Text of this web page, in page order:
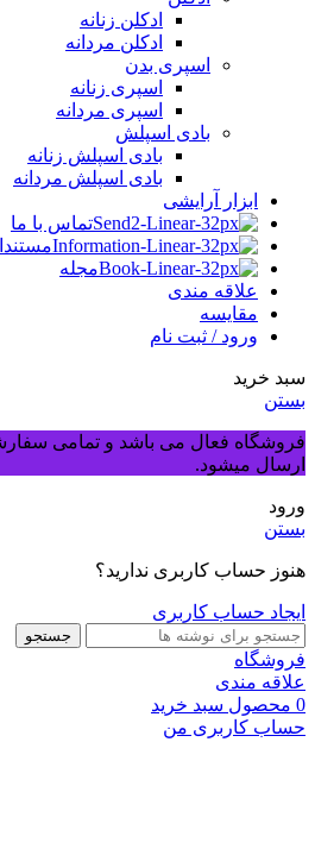
ادکلن زنانه
ادکلن مردانه
اسپری بدن
اسپری زنانه
اسپری مردانه
بادی اسپلش
بادی اسپلش زنانه
بادی اسپلش مردانه
ابزار آرایشی
تماس با ما
مجله
علاقه مندی
مقایسه
ورود / ثبت نام
سبد خرید
بستن
فروشگاه فعال می باشد و تمامی
ارسال میشود.
ورود
بستن
هنوز حساب کاربری ندارید؟
ایجاد حساب کاربری
جستجو
فروشگاه
علاقه مندی
0 محصول سبد خرید
حساب کاربری من